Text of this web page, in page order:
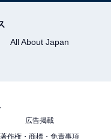
All About Japan
広告掲載
著作権・商標・免責事項